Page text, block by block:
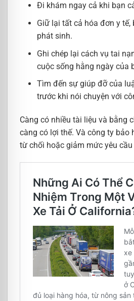
Đi khám ngay cả khi bạn
Giữ lại tất cả hóa đơn y tế,
phát sinh.
Ghi chép lại cách vụ tai
cuộc sống hằng ngày của
Tìm đến sự giúp đỡ của
trước khi nói chuyện với
Càng có nhiều tài liệu và bằng
càng có lợi thế. Và công ty bảo
từ chối hoặc giảm mức yêu